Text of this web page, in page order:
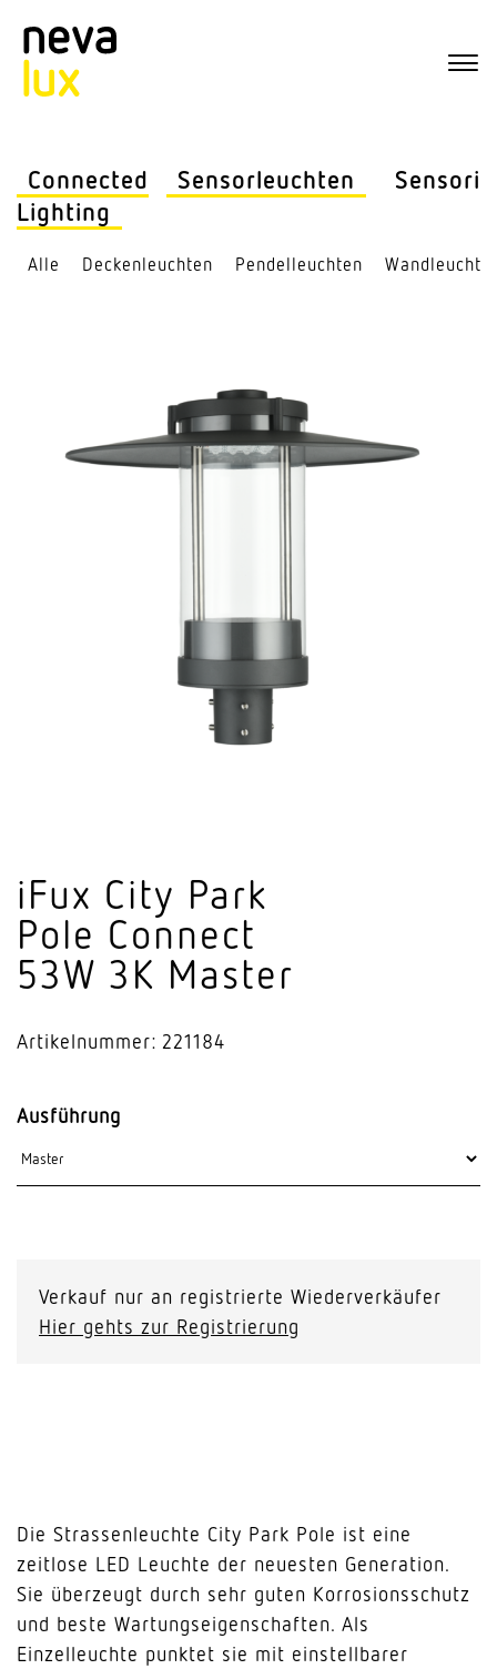
Connected
Lighting
Sensor­leuchten Sensorik
Alle Decken­leuchten Pendel­leuchten
iFux City Park
Pole Connect
53W 3K Master
Artikelnummer: 221184
Ausführung
Verkauf nur an registrierte Wiederverkäufer
Hier gehts zur Registrierung
Die Strassenleuchte City Park Pole ist eine
zeitlose LED Leuchte der neuesten Generation.
Sie überzeugt durch sehr guten Korrosionsschutz
und beste Wartungseigenschaften. Als
Einzelleuchte punktet sie mit einstellbarer